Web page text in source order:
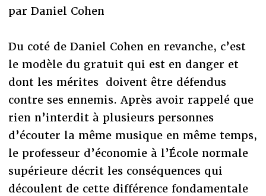
par Daniel Cohen
Du coté de Daniel Cohen en revanche, c’est
le modèle du gratuit qui est en danger et
dont les mérites doivent être défendus
contre ses ennemis. Après avoir rappelé que
rien n’interdit à plusieurs personnes
d’écouter la même musique en même temps,
le professeur d’économie à l’École normale
supérieure décrit les conséquences qui
découlent de cette différence fondamentale